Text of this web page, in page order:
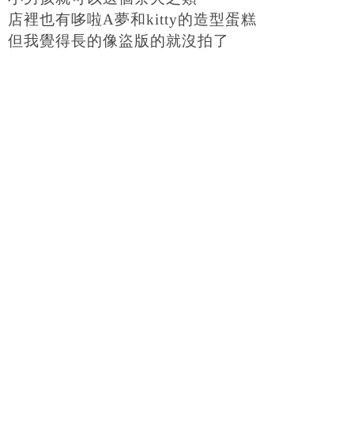
店裡也有哆啦A夢和kitty的造型蛋糕
但我覺得長的像盜版的就沒拍了